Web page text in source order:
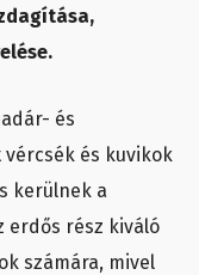
és
és kuvikok
kerülnek a
erdős rész kiváló
számára, mivel